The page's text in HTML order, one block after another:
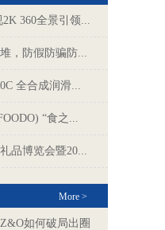
360全景引领...
，防假防骗防...
全合成润滑...
“食之...
品博览会暨20...
More >
如何破局出圈